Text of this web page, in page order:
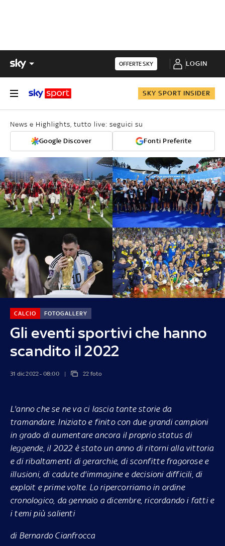
OFFERTE SKY LOGIN
SKY SPORT INSIDER
News e Highlights, tutto live: seguici su
Google Discover Fonti Preferite
Gli eventi sportivi che hanno
scandito il 2022
CALCIO FOTOGALLERY
31 dic 2022 - 08:00 22 foto
L'anno che se ne va ci lascia tante storie da
tramandare. Iniziato e finito con due grandi campioni
in grado di aumentare ancora il proprio status di
leggende, il 2022 è stato un anno di ritorni alla vittoria
e di ribaltamenti di gerarchie, di sconfitte fragorose e
illusioni, di cadute d'immagine e decisioni difficili, di
exploit e prime volte. Lo ripercorriamo in ordine
cronologico, da gennaio a dicembre, ricordando i fatti e
i temi più salienti
di Bernardo Cianfrocca